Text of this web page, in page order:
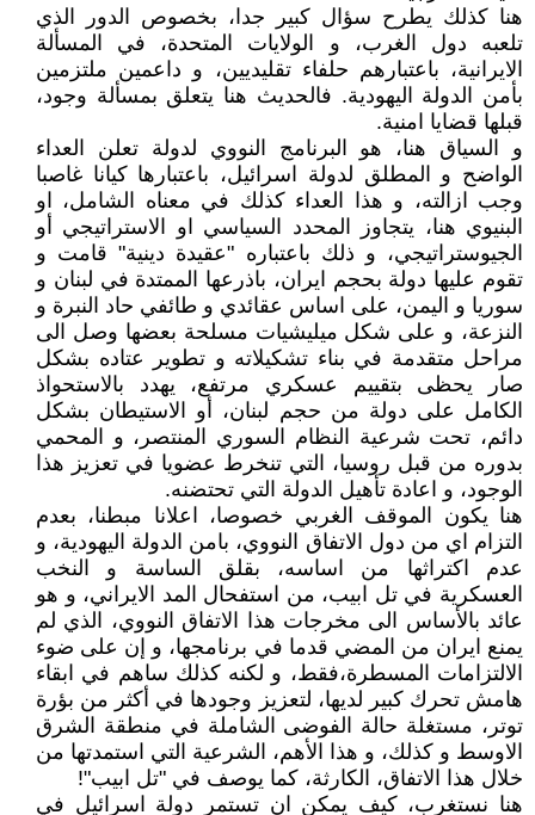
هنا كذلك يطرح سؤال كبير جدا، بخصوص الدور الذي
تلعبه دول الغرب، و الولايات المتحدة، في المسألة
الايرانية، باعتبارهم حلفاء تقليديين، و داعمين ملتزمين
بأمن الدولة اليهودية. فالحديث هنا يتعلق بمسألة وجود،
قبلها قضايا امنية.
و السياق هنا، هو البرنامج النووي لدولة تعلن العداء
الواضح و المطلق لدولة اسرائيل، باعتبارها كيانا غاصبا
وجب ازالته، و هذا العداء كذلك في معناه الشامل، او
البنيوي هنا، يتجاوز المحدد السياسي او الاستراتيجي أو
الجيوستراتيجي، و ذلك باعتباره "عقيدة دينية" قامت و
تقوم عليها دولة بحجم ايران، باذرعها الممتدة في لبنان و
سوريا و اليمن، على اساس عقائدي و طائفي حاد النبرة و
النزعة، و على شكل ميليشيات مسلحة بعضها وصل الى
مراحل متقدمة في بناء تشكيلاته و تطوير عتاده بشكل
صار يحظى بتقييم عسكري مرتفع، يهدد بالاستحواذ
الكامل على دولة من حجم لبنان، أو الاستيطان بشكل
دائم، تحت شرعية النظام السوري المنتصر، و المحمي
بدوره من قبل روسيا، التي تنخرط عضويا في تعزيز هذا
الوجود، و اعادة تأهيل الدولة التي تحتضنه.
هنا يكون الموقف الغربي خصوصا، اعلانا مبطنا، بعدم
التزام اي من دول الاتفاق النووي، بامن الدولة اليهودية، و
عدم اكتراثها من اساسه، بقلق الساسة و النخب
العسكرية في تل ابيب، من استفحال المد الايراني، و هو
عائد بالأساس الى مخرجات هذا الاتفاق النووي، الذي لم
يمنع ايران من المضي قدما في برنامجها، و إن على ضوء
الالتزامات المسطرة،فقط، و لكنه كذلك ساهم في ابقاء
هامش تحرك كبير لديها، لتعزيز وجودها في أكثر من بؤرة
توتر، مستغلة حالة الفوضى الشاملة في منطقة الشرق
الاوسط و كذلك، و هذا الأهم، الشرعية التي استمدتها من
خلال هذا الاتفاق، الكارثة، كما يوصف في "تل ابيب"!
هنا نستغرب، كيف يمكن ان تستمر دولة اسرائيل في